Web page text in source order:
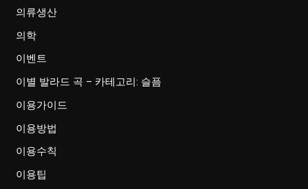
의류생산
의학
이벤트
이별 발라드 곡 – 카테고리: 슬픔
이용가이드
이용방법
이용수칙
이용팁